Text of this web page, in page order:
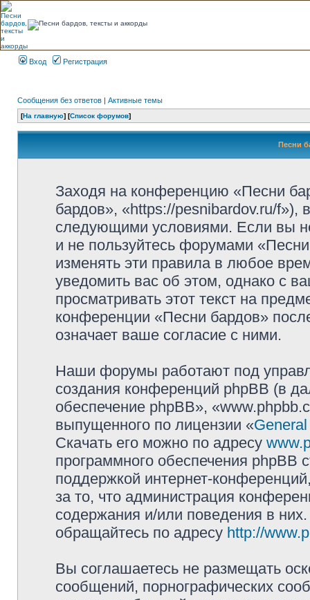
Вход Регистрация
Сообщения без ответов | Активные темы
[На главную] [Список форумов]
Песни
Заходя на конференцию «Песни
бардов», «https://pesnibardov.ru/f»),
следующими условиями. Если вы
и не пользуйтесь форумами
изменять эти правила в любое
уведомить вас об этом, однако с
просматривать этот текст на
конференции «Песни бардов»
означает ваше согласие с ними.
Наши форумы работают под
создания конференций phpBB (в
обеспечение phpBB»,
выпущенного по лицензии «
Скачать его можно по адресу
программного обеспечения phpBB
поддержкой интернет-
за то, что администрация
содержания и/или поведения в
обращайтесь по адресу http://
Вы соглашаетесь не размещать
сообщений, порнографических